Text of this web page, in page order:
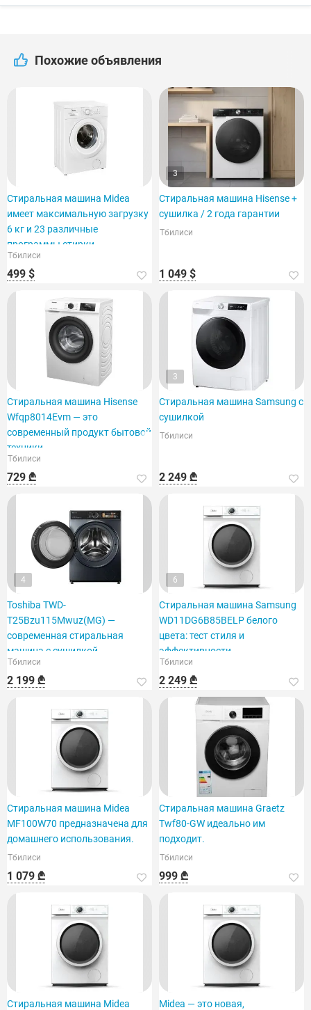
Похожие объявления
Стиральная машина Midea
имеет максимальную загрузку
6 кг и 23 различные
программы стирки.
Тбилиси
499 $
3
Стиральная машина Hisense +
сушилка / 2 года гарантии
Тбилиси
1 049 $
Стиральная машина Hisense
Wfqp8014Evm — это
современный продукт бытовой
техники.
Тбилиси
729 ₾
3
Стиральная машина Samsung с
сушилкой
Тбилиси
2 249 ₾
4
Toshiba TWD-
T25Bzu115Mwuz(MG) —
современная стиральная
машина с сушилкой.
Тбилиси
2 199 ₾
6
Стиральная машина Samsung
WD11DG6B85BELP белого
цвета: тест стиля и
эффективности.
Тбилиси
2 249 ₾
Стиральная машина Midea
MF100W70 предназначена для
домашнего использования.
Тбилиси
1 079 ₾
Стиральная машина Graetz
Twf80-GW идеально им
подходит.
Тбилиси
999 ₾
Стиральная машина Midea
Midea — это новая,